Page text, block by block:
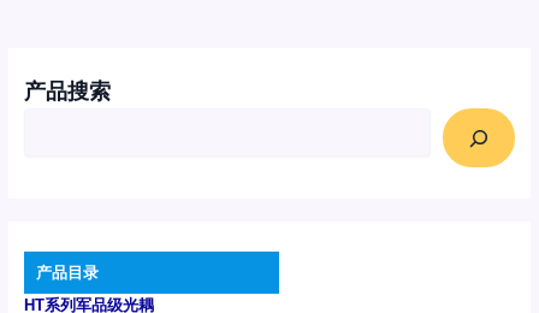
产品搜索
产品目录
HT系列军品级光耦